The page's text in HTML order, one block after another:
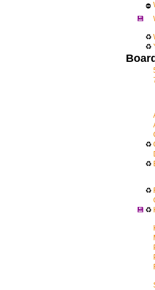
⛔
💾
♻
♻
♻
♻
♻
💾 ♻